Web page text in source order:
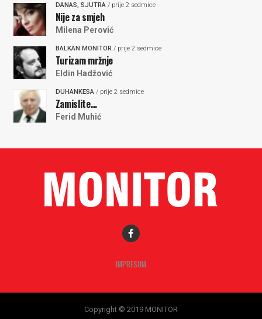
DANAS, SJUTRA/ prije 2 sedmice
Nije za smjeh
Milena Perović
BALKAN MONITOR/ prije 2 sedmice
Turizam mržnje
Eldin Hadžović
DUHANKESA/ prije 2 sedmice
Zamislite…
Ferid Muhić
IMPRESUM
Copyright © 2019 MONITOR